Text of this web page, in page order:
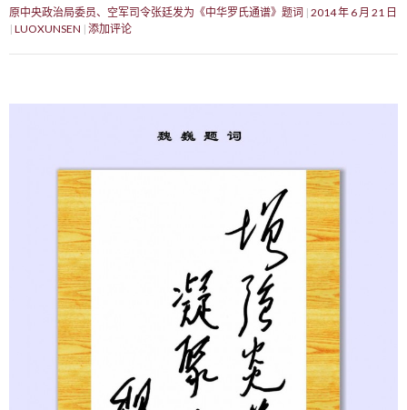
原中央政治局委员、空军司令张廷发为《中华罗氏通谱》题词 2014 年 6 月 21 日
LUOXUNSEN 添加评论